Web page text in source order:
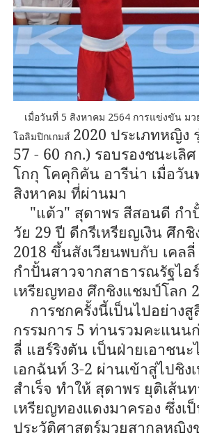
เมื่อวันที่ 5 สิงหาคม 2564 การแข่งขัน ม
โอลิมปิกเกมส์ 2020 ประเภทหญิง
57 - 60 กก.) รอบรองชนะเลิ
โกกุ โคคุกิคัน อารีน่า เมื่อวั
สิงหาคม ที่ผ่านมา
"แต้ว" สุดาพร สีสอนดี กำ
วัย 29 ปี ดีกรีเหรียญเงิน ศึก
2018 ขึ้นสังเวียนพบกับ เคล
กำปั้นสาวจากสาธารณรัฐไอ
เหรียญทอง ศึกชิงแชมป์โลก
การชกครั้งนี้เป็นไปอย่างสู
กรรมการ 5 ท่านรวมคะแนน
ลี่ แฮร์ริงตัน เป็นฝ่ายเอาชน
เอกฉันท์ 3-2 ผ่านเข้าสู่ไปชิง
สำเร็จ ทำให้ สุดาพร ยุติเส้น
เหรียญทองแดงมาครอง ซึ่งเ
ประวัติศาสตร์มวยสากลหญิง